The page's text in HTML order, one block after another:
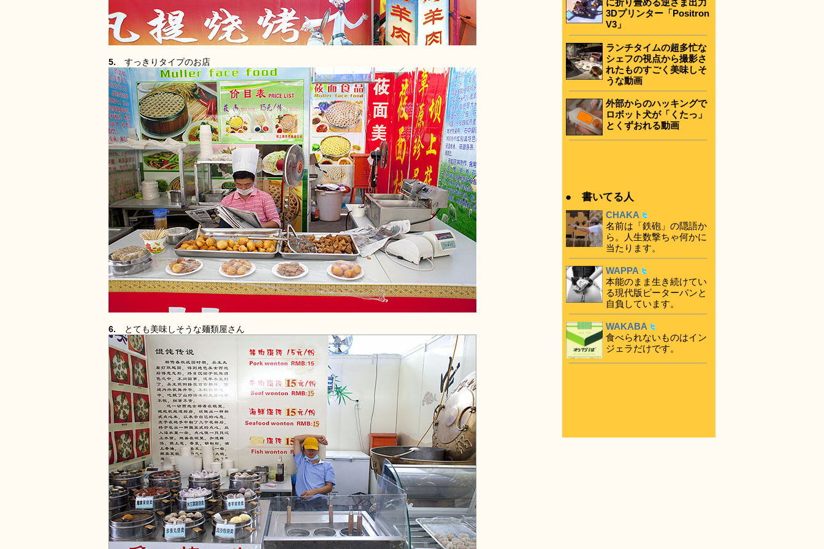
5. すっきりタイプのお店
6. とても美味しそうな麺類屋さん
に折り畳める逆さま出力
3Dプリンター「Positron
V3」
ランチタイムの超多忙な
シェフの視点から撮影さ
れたものすごく美味しそ
うな動画
外部からのハッキングで
ロボット犬が「くたっ」
とくずおれる動画
● 書いてる人
CHAKA
名前は「鉄砲」の隠語か
ら。人生数撃ちゃ何かに
当たります。
WAPPA
本能のまま生き続けてい
る現代版ピーターパンと
自負しています。
WAKABA
食べられないものはイン
ジェラだけです。